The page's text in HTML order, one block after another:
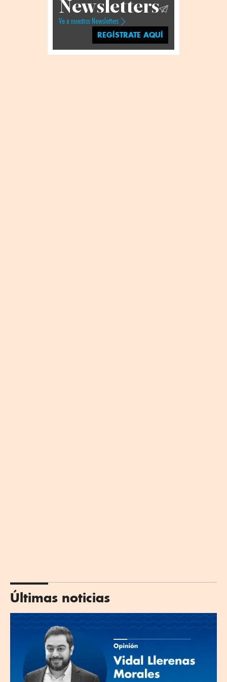
Newsletters
Ve a nuestros Newsletters
REGÍSTRATE AQUÍ
Últimas noticias